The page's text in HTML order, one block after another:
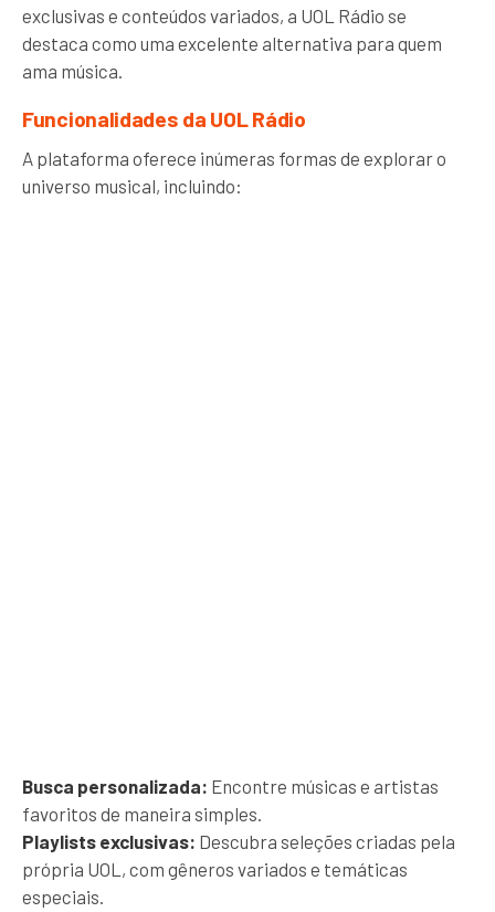
exclusivas e conteúdos variados, a UOL Rádio se
destaca como uma excelente alternativa para quem
ama música.
Funcionalidades da UOL Rádio
A plataforma oferece inúmeras formas de explorar o
universo musical, incluindo:
Busca personalizada: Encontre músicas e artistas
favoritos de maneira simples.
Playlists exclusivas: Descubra seleções criadas pela
própria UOL, com gêneros variados e temáticas
especiais.